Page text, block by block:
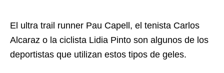
El ultra trail runner Pau Capell, el tenista Carlos
Alcaraz o la ciclista Lidia Pinto son algunos de los
deportistas que utilizan estos tipos de geles.